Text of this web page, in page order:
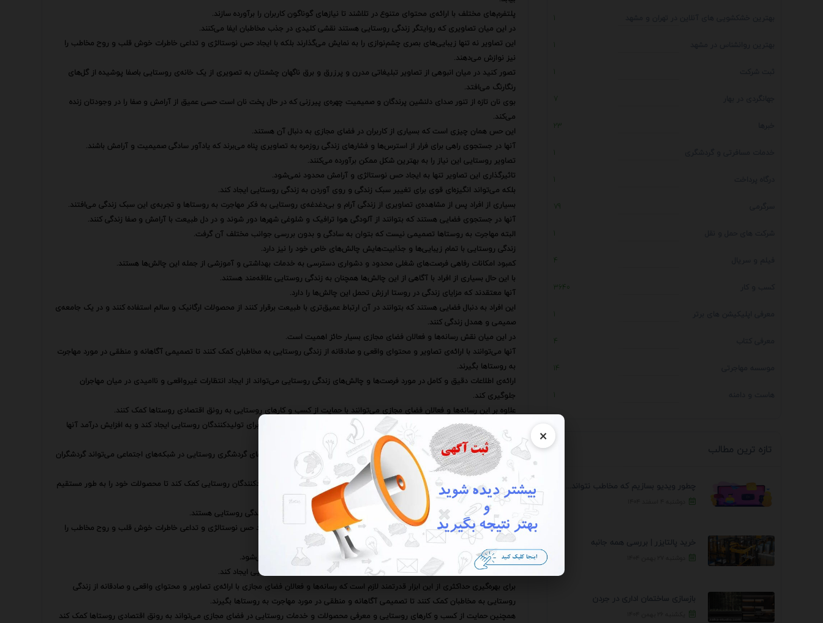
×
پلتفرم‌های مختلف با ارائه‌ی محتوای متنوع در تلاشند تا نیازهای گوناگون کاربران را برآورده سازند.
در این میان تصاویری که روایتگر زندگی روستایی هستند نقشی کلیدی در جذب مخاطبان ایفا می‌کنند.
این تصاویر نه تنها زیبایی‌های بصری چشم‌نوازی را به نمایش می‌گذارند بلکه با ایجاد حس نوستالژی و تداعی خاطرات خوش قلب و روح مخاطب را
نیز نوازش می‌دهند.
تصور کنید در میان انبوهی از تصاویر تبلیغاتی مدرن و پرزرق و برق ناگهان چشمتان به تصویری از یک خانه‌ی روستایی باصفا پوشیده از گل‌های
رنگارنگ می‌افتد.
بوی نان تازه از تنور صدای دلنشین پرندگان و صمیمیت چهره‌ی پیرزنی که در حال پخت نان است حسی عمیق از آرامش و صفا را در وجودتان زنده
می‌کند.
این حس همان چیزی است که بسیاری از کاربران در فضای مجازی به دنبال آن هستند.
آنها در جستجوی راهی برای فرار از استرس‌ها و فشارهای زندگی روزمره به تصاویری پناه می‌برند که یادآور سادگی صمیمیت و آرامش باشند.
تصاویر روستایی این نیاز را به بهترین شکل ممکن برآورده می‌کنند.
تاثیرگذاری این تصاویر تنها به ایجاد حس نوستالژی و آرامش محدود نمی‌شود.
بلکه می‌تواند انگیزه‌ای قوی برای تغییر سبک زندگی و روی آوردن به زندگی روستایی ایجاد کند.
بسیاری از افراد پس از مشاهده‌ی تصاویری از زندگی آرام و بی‌دغدغه‌ی روستایی به فکر مهاجرت به روستاها و تجربه‌ی این سبک زندگی می‌افتند.
آنها در جستجوی فضایی هستند که بتوانند از آلودگی هوا ترافیک و شلوغی شهرها دور شوند و در دل طبیعت با آرامش و صفا زندگی کنند.
البته مهاجرت به روستاها تصمیمی نیست که بتوان به سادگی و بدون بررسی جوانب مختلف آن گرفت.
زندگی روستایی با تمام زیبایی‌ها و جذابیت‌هایش چالش‌های خاص خود را نیز دارد.
کمبود امکانات رفاهی فرصت‌های شغلی محدود و دشواری دسترسی به خدمات بهداشتی و آموزشی از جمله این چالش‌ها هستند.
با این حال بسیاری از افراد با آگاهی از این چالش‌ها همچنان به زندگی روستایی علاقه‌مند هستند.
آنها معتقدند که مزایای زندگی در روستا ارزش تحمل این چالش‌ها را دارد.
این افراد به دنبال فضایی هستند که بتوانند در آن ارتباط عمیق‌تری با طبیعت برقرار کنند از محصولات ارگانیک و سالم استفاده کنند و در یک جامعه‌ی
صمیمی و همدل زندگی کنند.
در این میان نقش رسانه‌ها و فعالان فضای مجازی بسیار حائز اهمیت است.
آنها می‌توانند با ارائه‌ی تصاویر و محتوای واقعی و صادقانه از زندگی روستایی به مخاطبان کمک کنند تا تصمیمی آگاهانه و منطقی در مورد مهاجرت
به روستاها بگیرند.
ارائه‌ی اطلاعات دقیق و کامل در مورد فرصت‌ها و چالش‌های زندگی روستایی می‌تواند از ایجاد انتظارات غیرواقعی و ناامیدی در میان مهاجران
جلوگیری کند.
علاوه بر این رسانه‌ها و فعالان فضای مجازی می‌توانند با حمایت از کسب و کارهای روستایی به رونق اقتصادی روستاها کمک کنند.
معرفی محصولات و خدمات روستایی در فضای مجازی می‌تواند بازارهای جدیدی را برای تولیدکنندگان روستایی ایجاد کند و به افزایش درآمد آنها
کمک کند.
به عنوان مثال معرفی صنایع دستی روستایی محصولات کشاورزی ارگانیک و جاذبه‌های گردشگری روستایی در شبکه‌های اجتماعی می‌تواند گردشگران
زیادی را به روستاها جذب کند و به رونق اقتصادی این مناطق کمک کند.
همچنین ایجاد پلتفرم‌های آنلاین برای فروش محصولات روستایی می‌تواند به تولیدکنندگان روستایی کمک کند تا محصولات خود را به طور مستقیم
به مصرف‌کنندگان عرضه کنند و از واسطه‌ها بی‌نیاز شوند.
می‌توان گفت که تصاویر روستایی ابزاری قدرتمند برای جذب کاربران علاقه‌مند به زندگی روستایی هستند.
این تصاویر نه تنها زیبایی‌های بصری چشم‌نوازی را به نمایش می‌گذارند بلکه با ایجاد حس نوستالژی و تداعی خاطرات خوش قلب و روح مخاطب را
نیز نوازش می‌دهند.
با این حال تاثیرگذاری این تصاویر تنها به ایجاد حس نوستالژی و آرامش محدود نمی‌شود.
بلکه می‌تواند انگیزه‌ای قوی برای تغییر سبک زندگی و روی آوردن به زندگی روستایی ایجاد کند.
برای بهره‌گیری حداکثری از این ابزار قدرتمند لازم است که رسانه‌ها و فعالان فضای مجازی با ارائه‌ی تصاویر و محتوای واقعی و صادقانه از زندگی
روستایی به مخاطبان کمک کنند تا تصمیمی آگاهانه و منطقی در مورد مهاجرت به روستاها بگیرند.
همچنین حمایت از کسب و کارهای روستایی و معرفی محصولات و خدمات روستایی در فضای مجازی می‌تواند به رونق اقتصادی روستاها کمک کند
1
1
1
7
23
1
1
79
1
4
3640
1
4
14
1
تازه ترین مطالب
خرید پالتایزر | بررسی همه جانبه
بازسازی ساختمان اداری در جردن